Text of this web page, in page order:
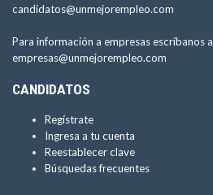
candidatos@unmejorempleo.com
Para información a empresas escríbanos a
empresas@unmejorempleo.com
CANDIDATOS
Regístrate
Ingresa a tu cuenta
Reestablecer clave
Búsquedas frecuentes